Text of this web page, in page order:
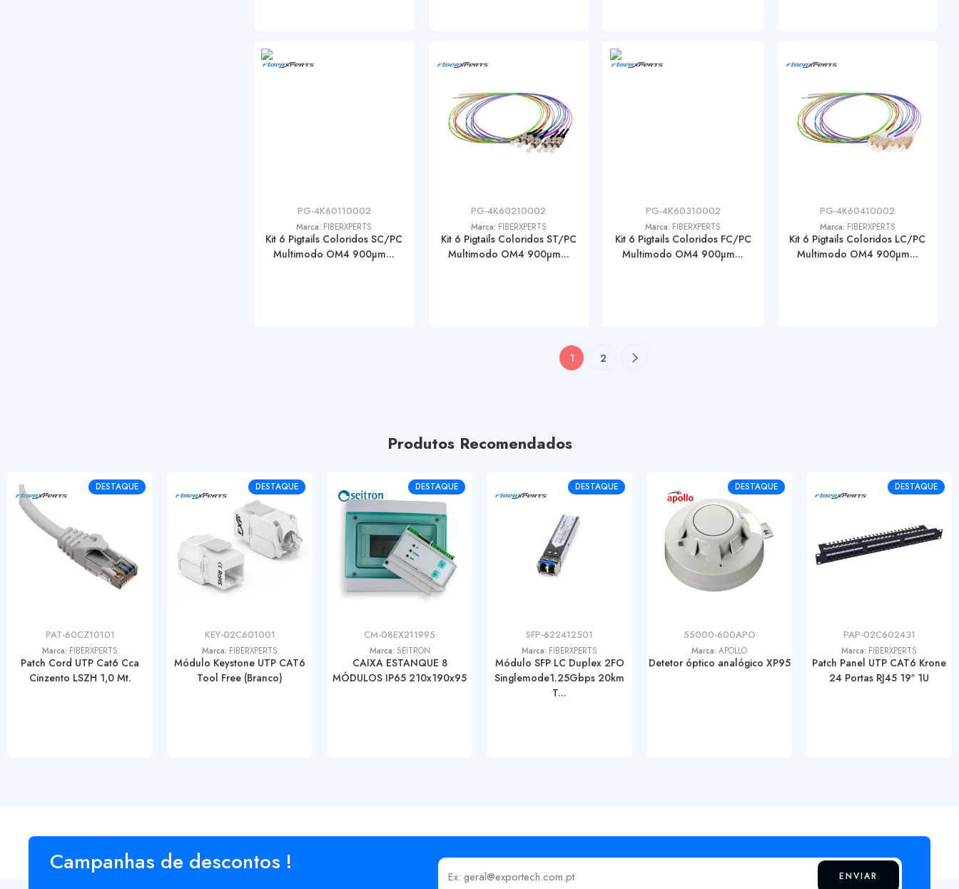
PG-4K60110002
Marca: FIBERXPERTS
Kit 6 Pigtails Coloridos SC/PC
Multimodo OM4 900µm...
PG-4K60210002
Marca: FIBERXPERTS
Kit 6 Pigtails Coloridos ST/PC
Multimodo OM4 900µm...
PG-4K60310002
Marca: FIBERXPERTS
Kit 6 Pigtails Coloridos FC/PC
Multimodo OM4 900µm...
PG-4K60410002
Marca: FIBERXPERTS
Kit 6 Pigtails Coloridos LC/PC
Multimodo OM4 900µm...
1 2
Produtos Recomendados
DESTAQUE
PAT-60CZ10101
Marca: FIBERXPERTS
Patch Cord UTP Cat6 Cca
Cinzento LSZH 1,0 Mt.
DESTAQUE
KEY-02C601001
Marca: FIBERXPERTS
Módulo Keystone UTP CAT6
Tool Free (Branco)
DESTAQUE
CM-08EX211995
Marca: SEITRON
CAIXA ESTANQUE 8
MÓDULOS IP65 210x190x95
DESTAQUE
SFP-622412501
Marca: FIBERXPERTS
Módulo SFP LC Duplex 2FO
Singlemode1.25Gbps 20km
T...
DESTAQUE
55000-600APO
Marca: APOLLO
Detetor óptico analógico XP95
DESTAQUE
PAP-02C602431
Marca: FIBERXPERTS
Patch Panel UTP CAT6 Krone
24 Portas RJ45 19″ 1U
Campanhas de descontos !
Insira o seu email ENVIAR